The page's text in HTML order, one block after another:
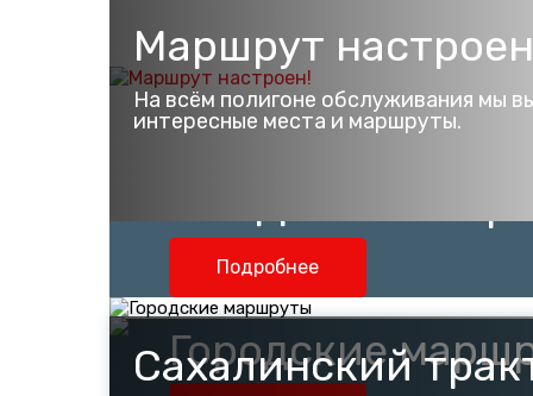
Подробнее
Мобильное
Подробнее
Городские
Маршрут
На всём полигоне обслуживания мы
интересные места и маршруты.
Сахалинский